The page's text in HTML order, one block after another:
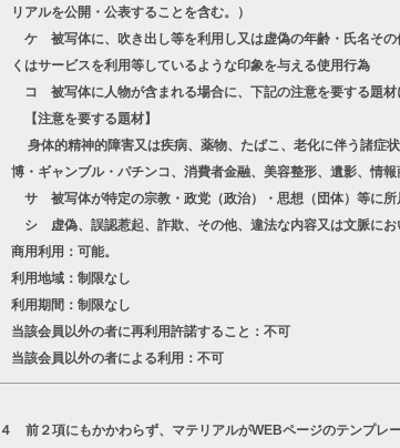
リアルを公開・公表することを含む。）
ケ 被写体に、吹き出し等を利用し又は虚偽の年齢・氏名その
くはサービスを利用等しているような印象を与える使用行為
コ 被写体に人物が含まれる場合に、下記の注意を要する題材
【注意を要する題材】
身体的精神的障害又は疾病、薬物、たばこ、老化に伴う諸症
博・ギャンブル・パチンコ、消費者金融、美容整形、遺影、情
サ 被写体が特定の宗教・政党（政治）・思想（団体）等に所
シ 虚偽、誤認惹起、詐欺、その他、違法な内容又は文脈にお
商用利用：可能。
利用地域：制限なし
利用期間：制限なし
当該会員以外の者に再利用許諾すること：不可
当該会員以外の者による利用：不可
４ 前２項にもかかわらず、マテリアルがWEBページのテンプレ